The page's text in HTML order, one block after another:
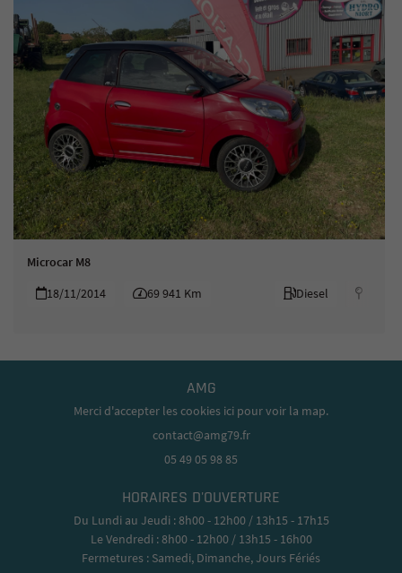
Microcar M8
18/11/2014 69 941 Km Diesel 
AMG
Merci d'accepter les cookies ici pour voir la map.
05 49 05 98 85
HORAIRES D'OUVERTURE
Du Lundi au Jeudi : 8h00 - 12h00 / 13h15 - 17h15
Le Vendredi : 8h00 - 12h00 / 13h15 - 16h00
Fermetures : Samedi, Dimanche, Jours Fériés